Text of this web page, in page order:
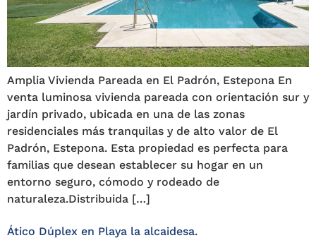
Amplia Vivienda Pareada en El Padrón, Estepona En
venta luminosa vivienda pareada con orientación sur y
jardín privado, ubicada en una de las zonas
residenciales más tranquilas y de alto valor de El
Padrón, Estepona. Esta propiedad es perfecta para
familias que desean establecer su hogar en un
entorno seguro, cómodo y rodeado de
naturaleza.Distribuida […]
Ático Dúplex en Playa la alcaidesa.